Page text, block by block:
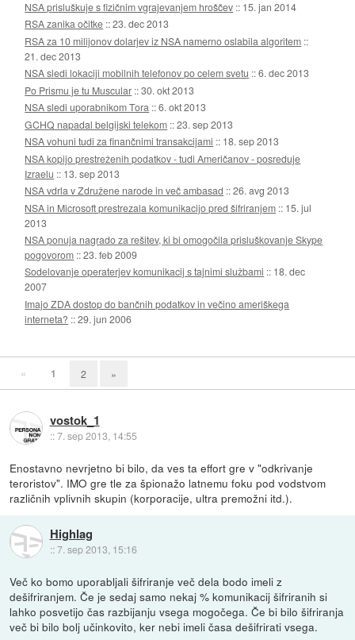
NSA prisluškuje s fizičnim vgrajevanjem hroščev :: 15. jan 2014
RSA zanika očitke ::23. dec 2013
RSA za 10 milijonov dolarjev iz NSA namerno oslabila algoritem ::
21. dec 2013
NSA sledi lokaciji mobilnih telefonov po celem svetu ::6. dec 2013
Po Prismu je tu Muscular ::30. okt 2013
NSA sledi uporabnikom Tora ::6. okt 2013
GCHQ napadal belgijski telekom ::23. sep 2013
NSA vohuni tudi za finančnimi transakcijami :: 18. sep 2013
NSA kopijo prestreženih podatkov - tudi Američanov - posreduje
Izraelu :: 13. sep 2013
NSA vdrla v Združene narode in več ambasad ::26. avg 2013
NSA in Microsoft prestrezala komunikacijo pred šifriranjem :: 15. jul
2013
NSA ponuja nagrado za rešitev, ki bi omogočila prisluškovanje Skype
pogovorom ::23. feb 2009
Sodelovanje operaterjev komunikacij s tajnimi službami :: 18. dec
2007
Imajo ZDA dostop do bančnih podatkov in večino ameriškega
interneta? ::29. jun 2006
« 1 2 »
vostok_1
::7. sep 2013, 14:55
Enostavno nevrjetno bi bilo, da ves ta effort gre v "odkrivanje
teroristov". IMO gre tle za špionažo latnemu foku pod vodstvom
različnih vplivnih skupin (korporacije, ultra premožni itd.).
Highlag
::7. sep 2013, 15:16
Več ko bomo uporabljali šifriranje več dela bodo imeli z
dešifriranjem. Če je sedaj samo nekaj % komunikacij šifriranih si
lahko posvetijo čas razbijanju vsega mogočega. Če bi bilo šifriranja
več bi bilo bolj učinkovito, ker nebi imeli časa dešifrirati vsega.